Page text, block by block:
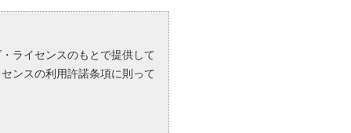
ライセンスのもとで提供して
ンスの利用許諾条項に則って